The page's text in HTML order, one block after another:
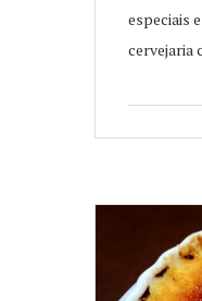
especiais
cervejaria